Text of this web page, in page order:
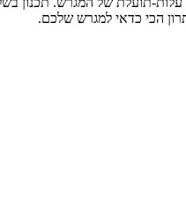
הכי כדאי למגרש שלכם.